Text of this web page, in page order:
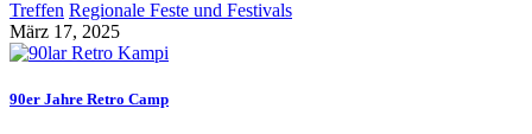
Treffen Regionale Feste und Festivals
März 17, 2025
90er Jahre Retro Camp